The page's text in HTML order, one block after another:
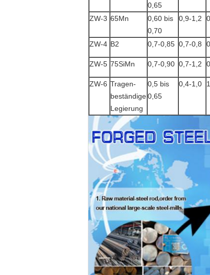
0,65
ZW-3 65Mn
0,60 bis
0,70
0,9-1,2
ZW-4 B2 0,7-0,85 0,7-0,8
ZW-5 75SiMn 0,7-0,90 0,7-1,2
ZW-6 Tragen-
beständige
Legierung
0,5 bis
0,65
0,4-1,0